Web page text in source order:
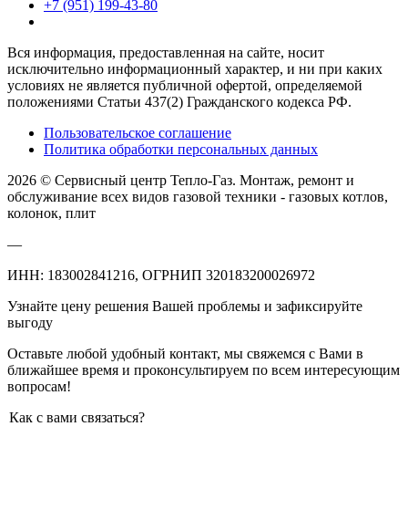
+7 (951) 199-43-80
Вся информация, предоставленная на сайте, носит
исключительно информационный характер, и ни при каких
условиях не является публичной офертой, определяемой
положениями Статьи 437(2) Гражданского кодекса РФ.
Пользовательское соглашение
Политика обработки персональных данных
2026 © Сервисный центр Тепло-Газ. Монтаж, ремонт и
обслуживание всех видов газовой техники - газовых котлов,
колонок, плит
—
ИНН: 183002841216, ОГРНИП 320183200026972
Узнайте цену решения Вашей проблемы и зафиксируйте
выгоду
Оставьте любой удобный контакт, мы свяжемся с Вами в
ближайшее время и проконсультируем по всем интересующим
вопросам!
Как с вами связаться?